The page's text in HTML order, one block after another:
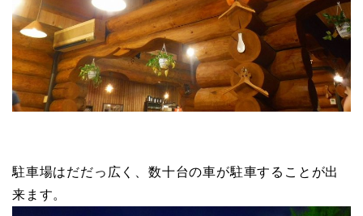
駐車場はだだっ広く、数十台の車が駐車することが出
来ます。